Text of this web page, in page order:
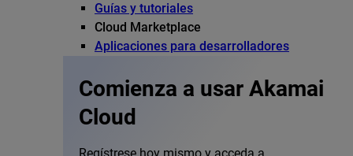
Guías y tutoriales
Cloud Marketplace
Aplicaciones para desarrolladores
Comienza a usar Akamai
Cloud